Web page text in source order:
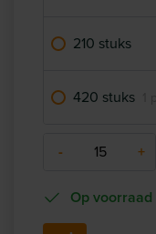
210 stuks
420 stuks
- +
Op voorraad